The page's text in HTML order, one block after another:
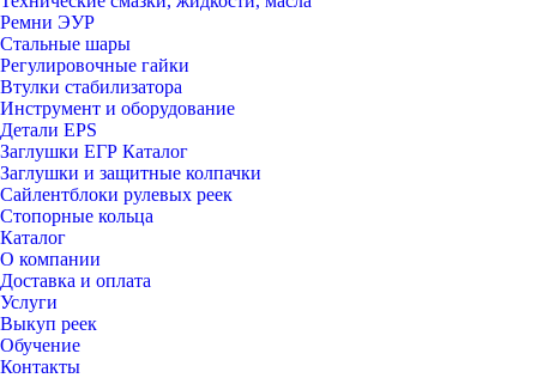
Ремни ЭУР
Стальные шары
Регулировочные гайки
Втулки стабилизатора
Инструмент и оборудование
Детали EPS
Заглушки ЕГР Каталог
Заглушки и защитные колпачки
Сайлентблоки рулевых реек
Стопорные кольца
Каталог
О компании
Доставка и оплата
Услуги
Выкуп реек
Обучение
Контакты